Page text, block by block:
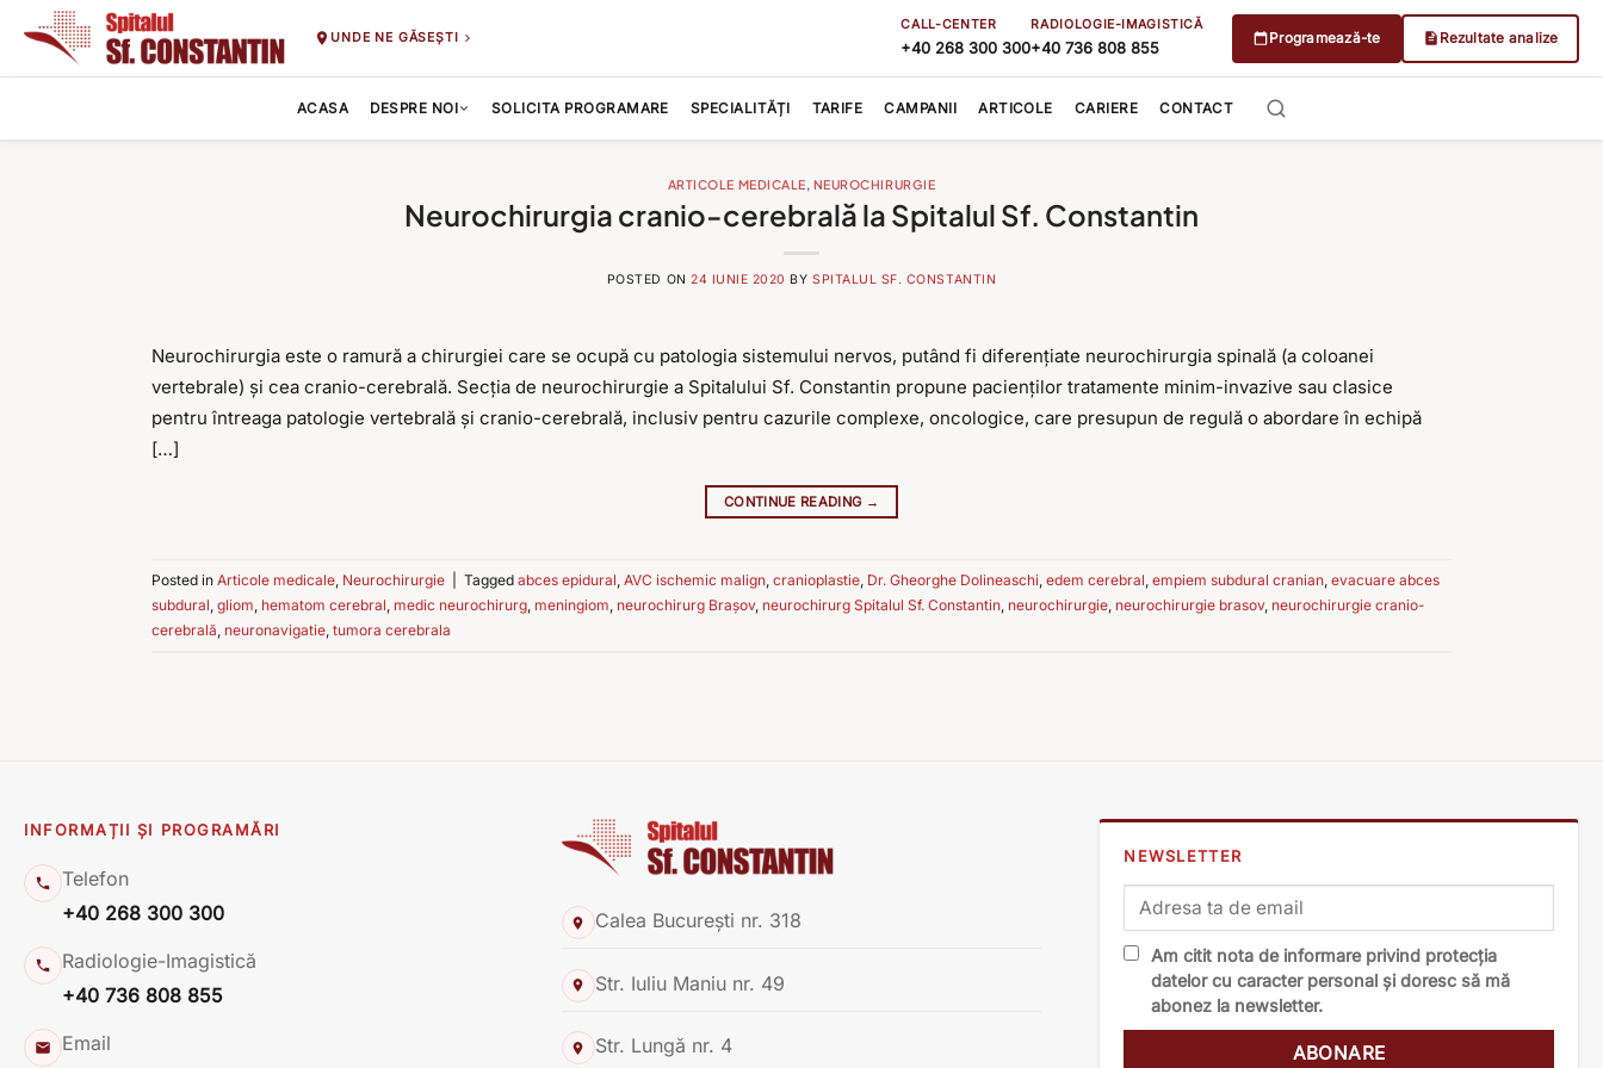
UNDE NE GĂSEȘTI
CALL-CENTER
+40 268 300 300
RADIOLOGIE-IMAGISTICĂ
+40 736 808 855
Programează-te Rezultate analize
ACASA DESPRE NOI SOLICITA PROGRAMARE SPECIALITĂȚI TARIFE CAMPANII ARTICOLE CARIERE CONTACT
ARTICOLE MEDICALE, NEUROCHIRURGIE
Neurochirurgia cranio-cerebrală la Spitalul Sf. Constantin
POSTED ON24 IUNIE 2020 BYSPITALUL SF. CONSTANTIN
Neurochirurgia este o ramură a chirurgiei care se ocupă cu patologia sistemului nervos, putând fi diferențiate neurochirurgia spinală (a coloanei
vertebrale) și cea cranio-cerebrală. Secția de neurochirurgie a Spitalului Sf. Constantin propune pacienților tratamente minim-invazive sau clasice
pentru întreaga patologie vertebrală și cranio-cerebrală, inclusiv pentru cazurile complexe, oncologice, care presupun de regulă o abordare în echipă
[…]
CONTINUE READING →
Posted in Articole medicale, Neurochirurgie Tagged abces epidural, AVC ischemic malign, cranioplastie, Dr. Gheorghe Dolineaschi, edem cerebral, empiem subdural cranian, evacuare abces
subdural, gliom, hematom cerebral, medic neurochirurg, meningiom, neurochirurg Brașov, neurochirurg Spitalul Sf. Constantin, neurochirurgie, neurochirurgie brasov, neurochirurgie cranio-
cerebrală, neuronavigatie, tumora cerebrala
INFORMAȚII ȘI PROGRAMĂRI
Telefon
+40 268 300 300
Radiologie-Imagistică
+40 736 808 855
Email
Calea București nr. 318
Str. Iuliu Maniu nr. 49
Str. Lungă nr. 4
NEWSLETTER
Am citit nota de informare privind protecția
datelor cu caracter personal și doresc să mă
abonez la newsletter.